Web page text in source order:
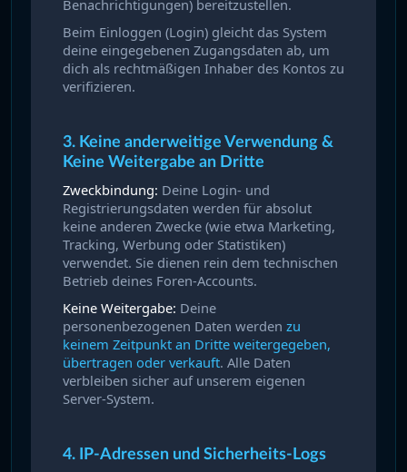
Benachrichtigungen) bereitzustellen.
Beim Einloggen (Login) gleicht das System
deine eingegebenen Zugangsdaten ab, um
dich als rechtmäßigen Inhaber des Kontos zu
verifizieren.
3. Keine anderweitige Verwendung &
Keine Weitergabe an Dritte
Zweckbindung: Deine Login- und
Registrierungsdaten werden für absolut
keine anderen Zwecke (wie etwa Marketing,
Tracking, Werbung oder Statistiken)
verwendet. Sie dienen rein dem technischen
Betrieb deines Foren-Accounts.
Keine Weitergabe: Deine
personenbezogenen Daten werden zu
keinem Zeitpunkt an Dritte weitergegeben,
übertragen oder verkauft. Alle Daten
verbleiben sicher auf unserem eigenen
Server-System.
4. IP-Adressen und Sicherheits-Logs